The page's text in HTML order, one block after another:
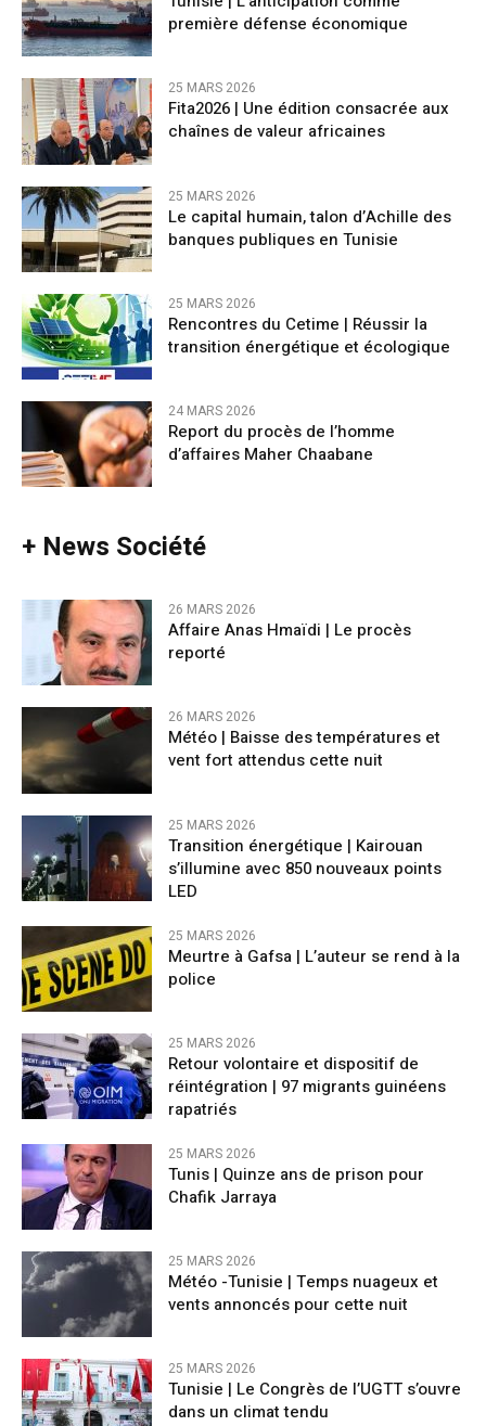
première défense économique
25 MARS 2026
Fita2026 | Une édition consacrée aux
chaînes de valeur africaines
25 MARS 2026
Le capital humain, talon d’Achille des
banques publiques en Tunisie
25 MARS 2026
Rencontres du Cetime | Réussir la
transition énergétique et écologique
24 MARS 2026
Report du procès de l’homme
d’affaires Maher Chaabane
+ News Société
26 MARS 2026
Affaire Anas Hmaïdi | Le procès
reporté
26 MARS 2026
​Météo | Baisse des températures et
vent fort attendus cette nuit
25 MARS 2026
Transition énergétique | Kairouan
s’illumine avec 850 nouveaux points
LED
25 MARS 2026
Meurtre à Gafsa | L’auteur se rend à la
police
25 MARS 2026
Retour volontaire et dispositif de
réintégration | 97 migrants guinéens
rapatriés
25 MARS 2026
Tunis | Quinze ans de prison pour
Chafik Jarraya
25 MARS 2026
Météo -Tunisie | Temps nuageux et
vents annoncés pour cette nuit
25 MARS 2026
Tunisie | Le Congrès de l’UGTT s’ouvre
dans un climat tendu